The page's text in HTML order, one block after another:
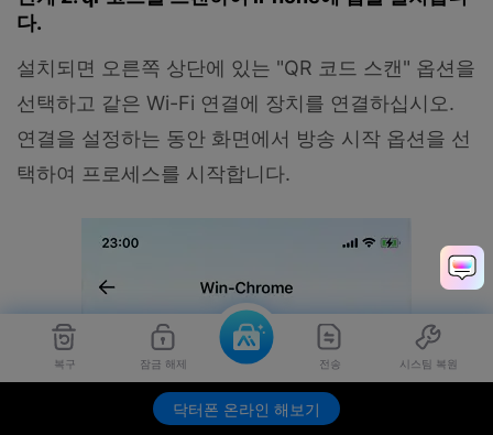
복구 잠금 해제 전송 시스팀 복원
닥터폰 온라인 해보기
다.
설치되면 오른쪽 상단에 있는 "QR 코드 스캔" 옵션을
선택하고 같은 Wi-Fi 연결에 장치를 연결하십시오.
연결을 설정하는 동안 화면에서 방송 시작 옵션을 선
택하여 프로세스를 시작합니다.